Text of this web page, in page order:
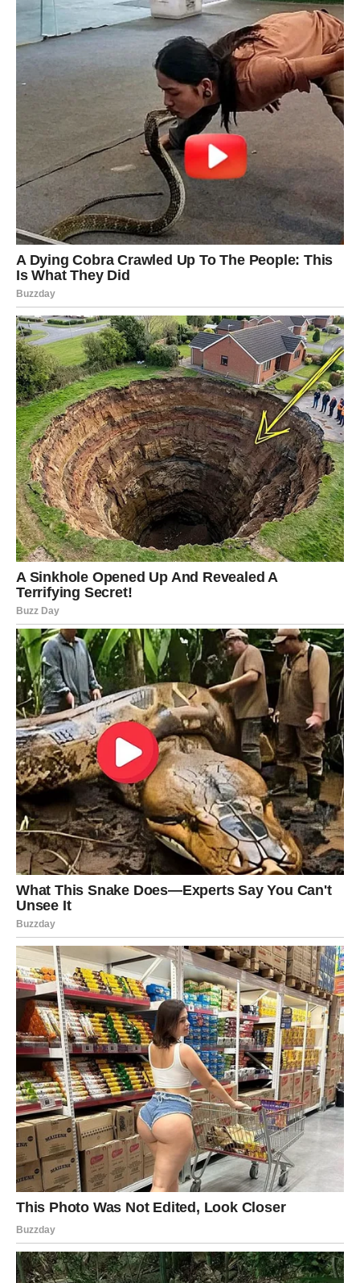
Neke priče traže još jednu šansu
Pred vama su zanimljivi dani.
DJEVICA
Dolazi prilika da konačno razjasnite nešto što vas dugo
muči.
Istina će donijeti olakšanje.
Ljubavna poruka
Iskrenost je najbolji put.
Odgovori dolaze u pravo vrijeme
Pred vama su važni trenuci.
VAGA
Ljubavni život donosi mnogo uzbuđenja.
Jedna osoba pokazuje emocije koje više ne želi skrivati.
Ljubavna poruka
Budite otvoreni za iznenađenja.
Sudbina vam šalje razlog za
osmijeh
Pred vama su romantični trenuci.
ŠKORPIJA
Neko iz prošlosti nosi emocije koje nikada nisu nestale.
Priznanje koje dolazi moglo bi vas ostaviti bez riječi.
Ljubavna poruka
Ne potiskujte ono što osjećate.
Srce pamti više nego što mislite
Pred vama su snažni trenuci.